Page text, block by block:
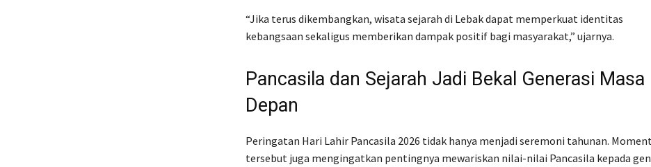
“Jika terus dikembangkan, wisata sejarah di Lebak dapat memperkuat identitas
kebangsaan sekaligus memberikan dampak positif bagi masyarakat,” ujarnya.
Pancasila dan Sejarah Jadi Bekal Generasi Masa
Depan
Peringatan Hari Lahir Pancasila 2026 tidak hanya menjadi seremoni tahunan.
tersebut juga mengingatkan pentingnya mewariskan nilai-nilai Pancasila kepada